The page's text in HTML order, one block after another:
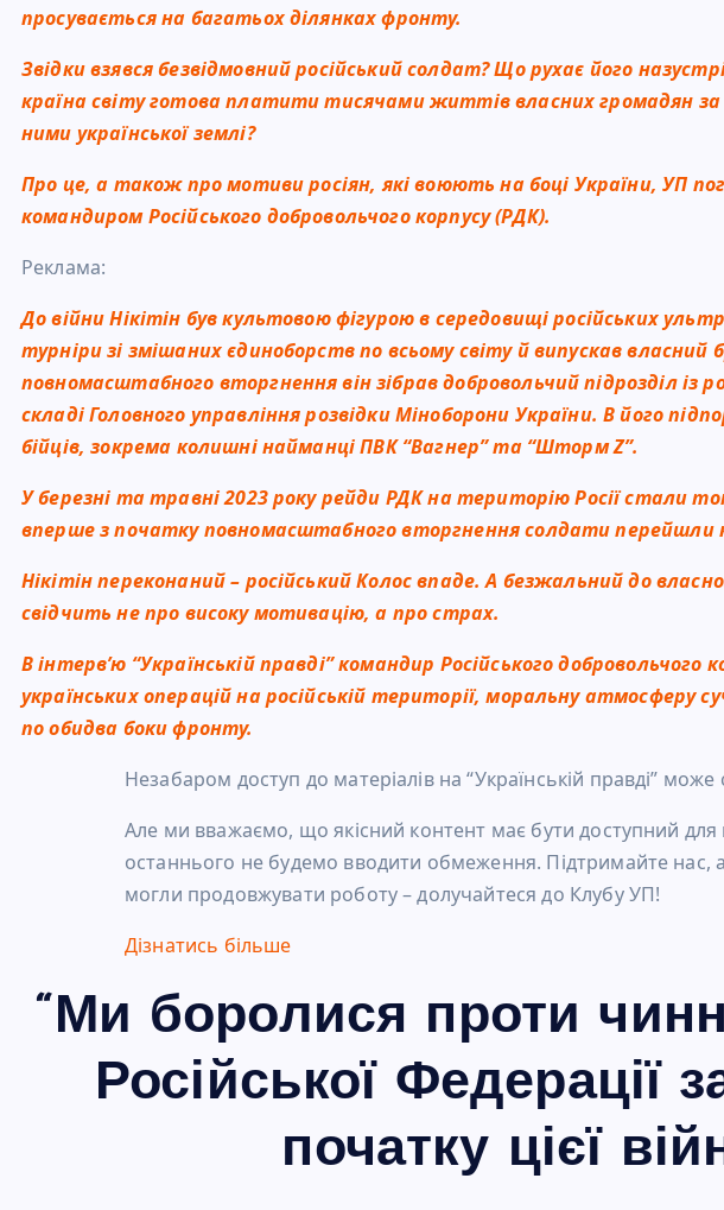
просувається на багатьох ділянках фронту.
Звідки взявся безвідмовний російський солдат? Що рухає його
країна світу готова платити тисячами життів власних громадян за
ними української землі?
Про це, а також про мотиви росіян, які воюють на боці України, УП
командиром Російського добровольчого корпусу (РДК).
Реклама:
До війни Нікітін був культовою фігурою в середовищі російських
турніри зі змішаних єдиноборств по всьому світу й випускав власний
повномасштабного вторгнення він зібрав добровольчий підрозділ із
складі Головного управління розвідки Міноборони України. В його
бійців, зокрема колишні найманці ПВК “Вагнер” та “Шторм Z”.
У березні та травні 2023 року рейди РДК на територію Росії стали
вперше з початку повномасштабного вторгнення солдати перейшли
Нікітін переконаний – російський Колос впаде. А безжальний до
свідчить не про високу мотивацію, а про страх.
В інтерв’ю “Українській правді” командир Російського добровольчого
українських операцій на російській території, моральну атмосферу
по обидва боки фронту.
Незабаром доступ до матеріалів на “Українській правді”
Але ми вважаємо, що якісний контент має бути доступний для
останнього не будемо вводити обмеження. Підтримайте нас,
могли продовжувати роботу – долучайтеся до Клубу УП!
Дізнатись більше
“Ми боролися проти
Російської Федерації
початку цієї